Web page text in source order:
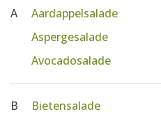
A
Aardappelsalade
Aspergesalade
Avocadosalade
B Bietensalade